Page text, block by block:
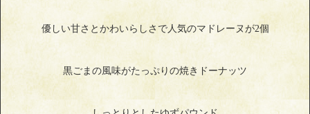
優しい甘さとかわいらしさで人気のマドレーヌが2個
黒ごまの風味がたっぷりの焼きドーナッツ